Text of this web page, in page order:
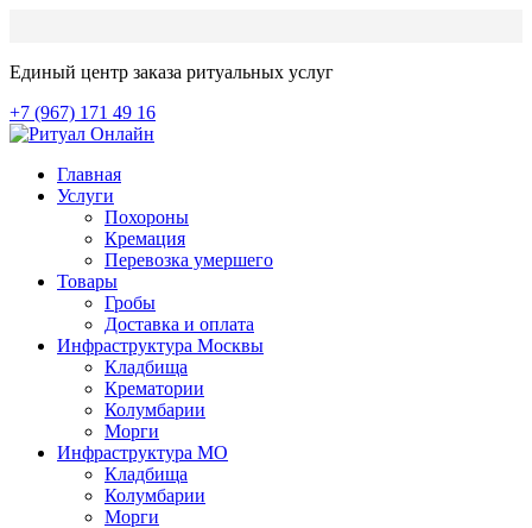
Единый центр заказа ритуальных услуг
+7 (967) 171 49 16
Главная
Услуги
Похороны
Кремация
Перевозка умершего
Товары
Гробы
Доставка и оплата
Инфраструктура Москвы
Кладбища
Крематории
Колумбарии
Морги
Инфраструктура МО
Кладбища
Колумбарии
Морги